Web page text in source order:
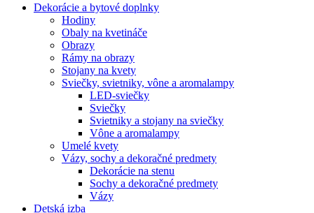
Dekorácie a bytové doplnky
Hodiny
Obaly na kvetináče
Obrazy
Rámy na obrazy
Stojany na kvety
Sviečky, svietniky, vône a aromalampy
LED-sviečky
Sviečky
Svietniky a stojany na sviečky
Vône a aromalampy
Umelé kvety
Vázy, sochy a dekoračné predmety
Dekorácie na stenu
Sochy a dekoračné predmety
Vázy
Detská izba